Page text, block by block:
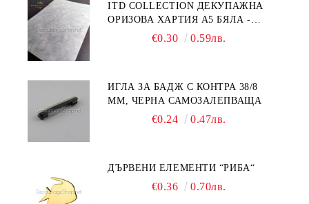
ITD COLLECTION ДЕКУПАЖНА
ОРИЗОВА ХАРТИЯ А5 БЯЛА -
€0.30 0.59лв.
ИГЛА ЗА БАДЖ С КОНТРА 38/8
ММ, ЧЕРНА САМОЗАЛЕПВАЩА
€0.24 0.47лв.
ДЪРВЕНИ ЕЛЕМЕНТИ “РИБА“
€0.36 0.70лв.